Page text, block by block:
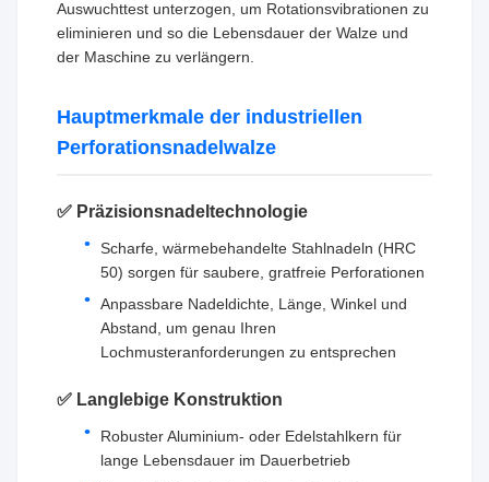
Auswuchttest unterzogen, um Rotationsvibrationen zu
eliminieren und so die Lebensdauer der Walze und
der Maschine zu verlängern.
Hauptmerkmale der industriellen
Perforationsnadelwalze
✅ Präzisionsnadeltechnologie
Scharfe, wärmebehandelte Stahlnadeln (HRC
50) sorgen für saubere, gratfreie Perforationen
Anpassbare Nadeldichte, Länge, Winkel und
Abstand, um genau Ihren
Lochmusteranforderungen zu entsprechen
✅ Langlebige Konstruktion
Robuster Aluminium- oder Edelstahlkern für
lange Lebensdauer im Dauerbetrieb